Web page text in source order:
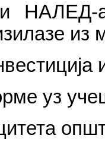
НАЛЕД-
из
уз